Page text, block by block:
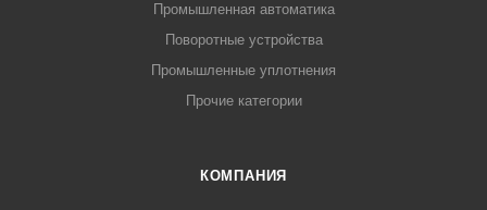
Промышленная автоматика
Поворотные устройства
Промышленные уплотнения
Прочие категории
КОМПАНИЯ